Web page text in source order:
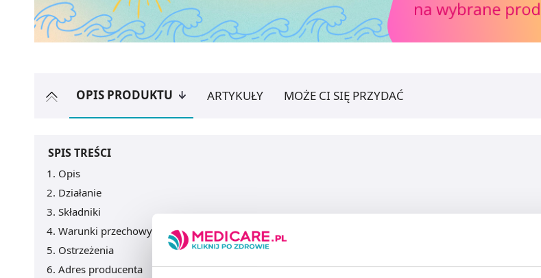
OPIS PRODUKTU ARTYKUŁY MOŻE CI SIĘ PRZYDAĆ
SPIS TREŚCI
Opis
Działanie
Składniki
Warunki przechowywania
Ostrzeżenia
Adres producenta